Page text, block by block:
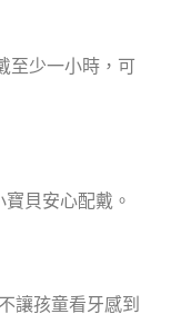
少一小時，可
貝安心配戴。
讓孩童看牙感到